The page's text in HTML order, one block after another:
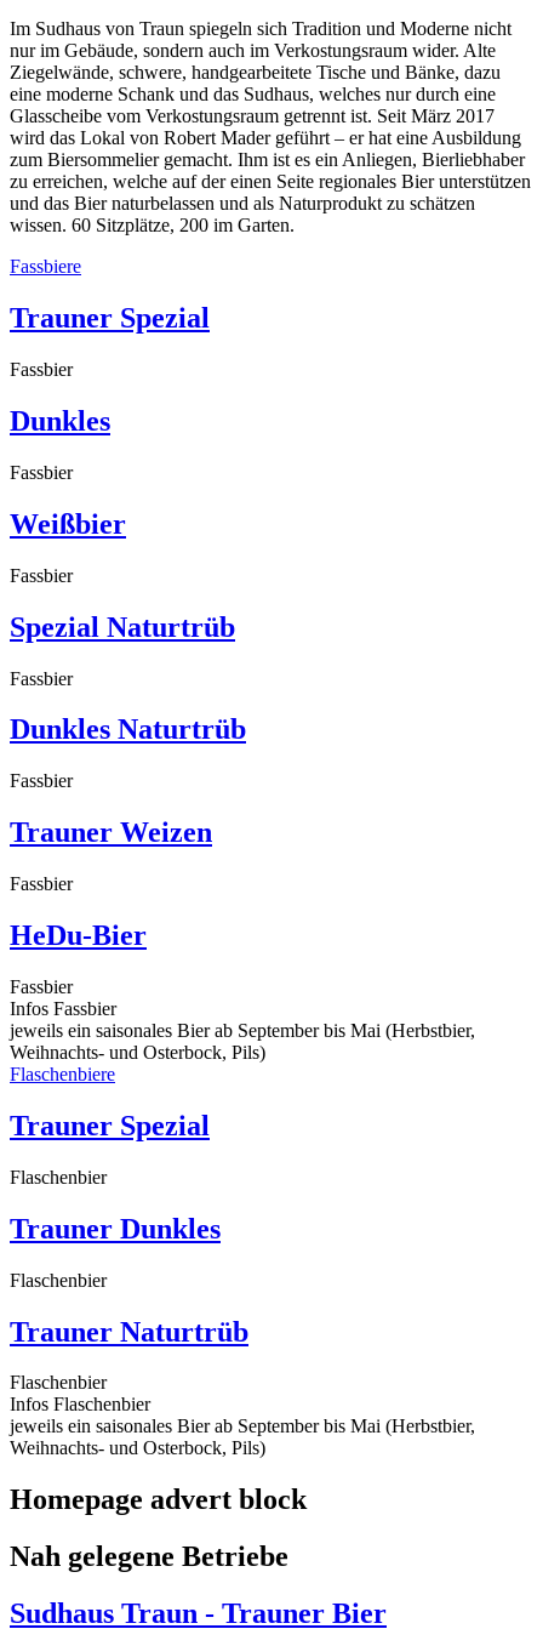
Im Sudhaus von Traun spiegeln sich Tradition und Moderne nicht
nur im Gebäude, sondern auch im Verkostungsraum wider. Alte
Ziegelwände, schwere, handgearbeitete Tische und Bänke, dazu
eine moderne Schank und das Sudhaus, welches nur durch eine
Glasscheibe vom Verkostungsraum getrennt ist. Seit März 2017
wird das Lokal von Robert Mader geführt – er hat eine Ausbildung
zum Biersommelier gemacht. Ihm ist es ein Anliegen, Bierliebhaber
zu erreichen, welche auf der einen Seite regionales Bier unterstützen
und das Bier naturbelassen und als Naturprodukt zu schätzen
wissen. 60 Sitzplätze, 200 im Garten.
Fassbiere
Trauner Spezial
Fassbier
Dunkles
Fassbier
Weißbier
Fassbier
Spezial Naturtrüb
Fassbier
Dunkles Naturtrüb
Fassbier
Trauner Weizen
Fassbier
HeDu-Bier
Fassbier
Infos Fassbier
jeweils ein saisonales Bier ab September bis Mai (Herbstbier,
Weihnachts- und Osterbock, Pils)
Flaschenbiere
Trauner Spezial
Flaschenbier
Trauner Dunkles
Flaschenbier
Trauner Naturtrüb
Flaschenbier
Infos Flaschenbier
jeweils ein saisonales Bier ab September bis Mai (Herbstbier,
Weihnachts- und Osterbock, Pils)
Homepage advert block
Nah gelegene Betriebe
Sudhaus Traun - Trauner Bier